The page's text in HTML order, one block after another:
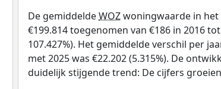
De gemiddeldeWOZwoningwaarde in het
€199.814 toegenomen van €186 in 2016
107.427%). Het gemiddelde verschil per
met 2025 was €22.202 (5.315%). De
duidelijk stijgende trend: De cijfers